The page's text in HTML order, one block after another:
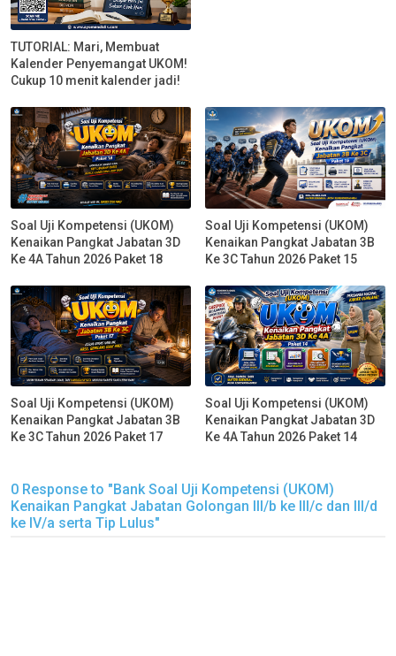
TUTORIAL: Mari, Membuat
Kalender Penyemangat UKOM!
Cukup 10 menit kalender jadi!
Soal Uji Kompetensi (UKOM)
Kenaikan Pangkat Jabatan 3D
Ke 4A Tahun 2026 Paket 18
Soal Uji Kompetensi (UKOM)
Kenaikan Pangkat Jabatan 3B
Ke 3C Tahun 2026 Paket 15
Soal Uji Kompetensi (UKOM)
Kenaikan Pangkat Jabatan 3B
Ke 3C Tahun 2026 Paket 17
Soal Uji Kompetensi (UKOM)
Kenaikan Pangkat Jabatan 3D
Ke 4A Tahun 2026 Paket 14
0 Response to "Bank Soal Uji Kompetensi (UKOM)
Kenaikan Pangkat Jabatan Golongan III/b ke III/c dan III/d
ke IV/a serta Tip Lulus"